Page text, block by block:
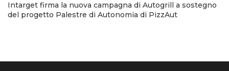
Intarget firma la nuova campagna di Autogrill a sostegno
del progetto Palestre di Autonomia di PizzAut